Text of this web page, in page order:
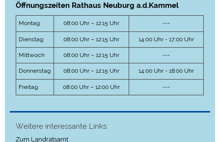
Öffnungszeiten Rathaus Neuburg a.d.Kammel
Montag 08:00 Uhr – 12:15 Uhr ---
Dienstag 08:00 Uhr – 12:15 Uhr 14:00 Uhr - 17:00 Uhr
Mittwoch 08:00 Uhr – 12:15 Uhr ---
Donnerstag 08:00 Uhr – 12:15 Uhr 14:00 Uhr - 18:00 Uhr
Freitag 08:00 Uhr – 12:00 Uhr ---
Weitere interessante Links:
Zum Landratsamt